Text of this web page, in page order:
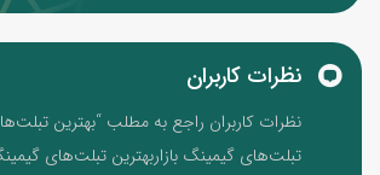
نظرات کاربران
نظرات کاربران راجع به مطلب “بهترین
تبلت‌های گیمینگ بازاربهترین تبلت‌های